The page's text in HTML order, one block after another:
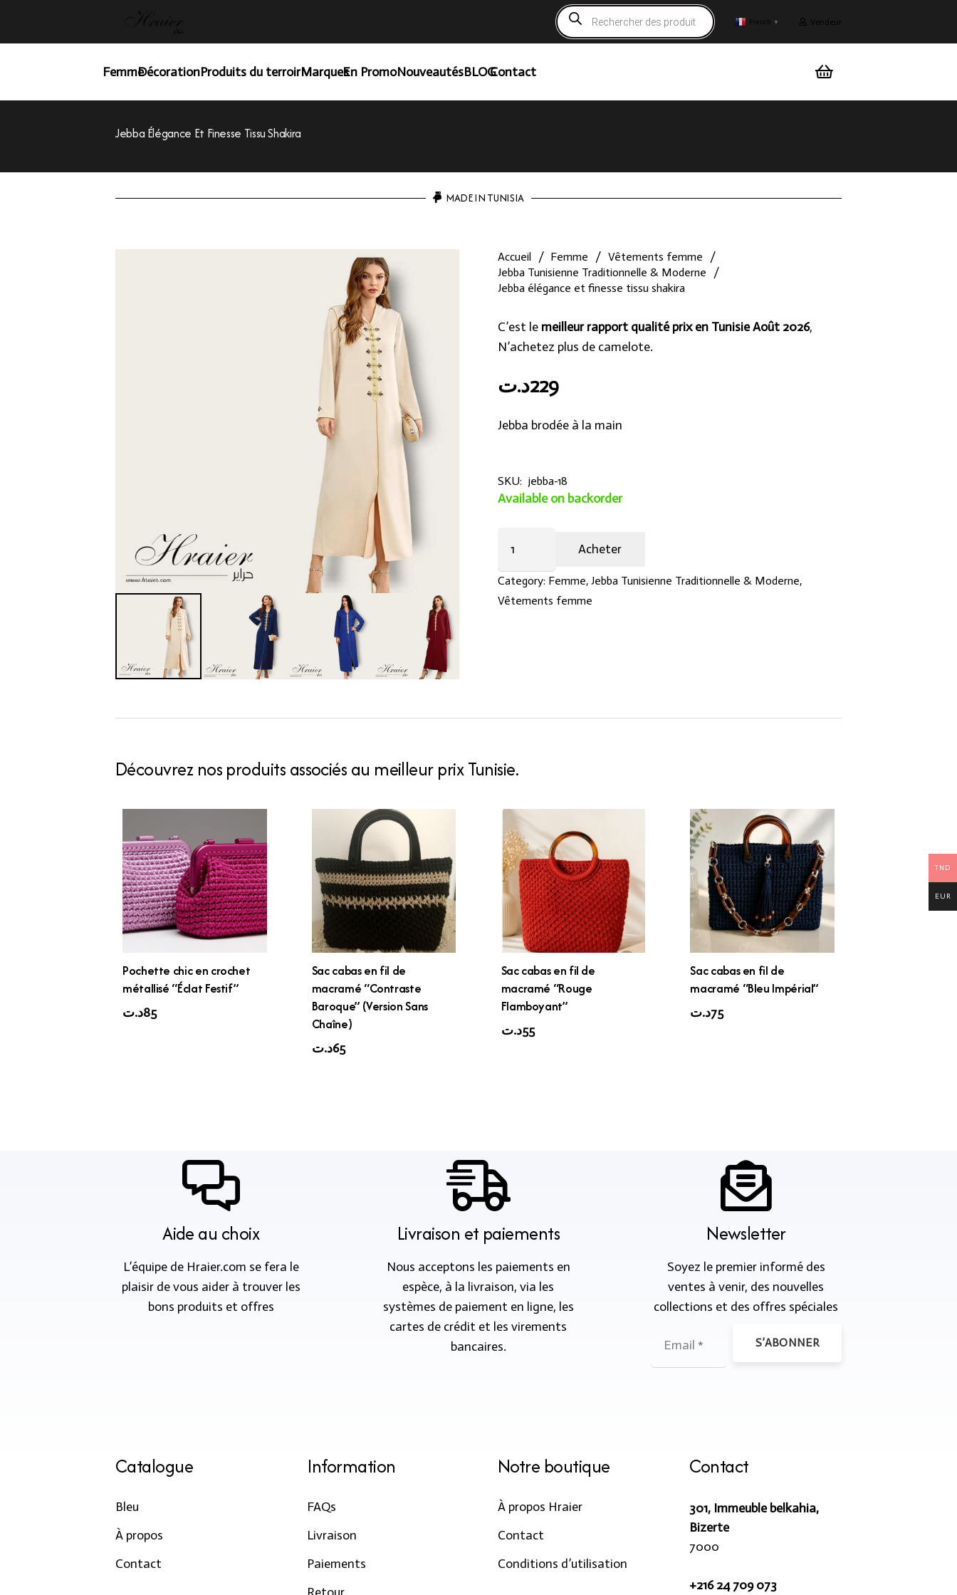
Recherche
de
produits
French ▼ Vendeur
FemmeDécorationProduits du terroirMarquesEn PromoNouveautésBLOGContact
Jebba Élégance Et Finesse Tissu Shakira
MADE IN TUNISIA
Accueil / Femme / Vêtements femme
/
Jebba Tunisienne Traditionnelle & Moderne
/
Jebba élégance et finesse tissu shakira
C’est le meilleur rapport qualité prix en Tunisie Août 2026,
N’achetez plus de camelote.
229د.ت
Jebba brodée à la main
SKU: jebba-18
Available on backorder
élégance
et
finesse
Acheter
Category: Femme, Jebba Tunisienne Traditionnelle & Moderne,
Vêtements femme
Découvrez nos produits associés au meilleur prix Tunisie.
Pochette chic en crochet
métallisé “Éclat Festif”
85د.ت
Sac cabas en fil de
macramé “Contraste
Baroque” (Version Sans
Chaîne)
65د.ت
Sac cabas en fil de
macramé “Rouge
Flamboyant”
55د.ت
Sac cabas en fil de
macramé “Bleu Impérial”
75د.ت
Aide au choix
L’équipe de Hraier.com se fera le
plaisir de vous aider à trouver les
bons produits et offres
Livraison et paiements
Nous acceptons les paiements en
espèce, à la livraison, via les
systèmes de paiement en ligne, les
cartes de crédit et les virements
bancaires.
Newsletter
Soyez le premier informé des
ventes à venir, des nouvelles
collections et des offres spéciales
S’ABONNER
Catalogue
Bleu
À propos
Contact
Information
FAQs
Livraison
Paiements
Notre boutique
À propos Hraier
Contact
Conditions d’utilisation
Contact
301, Immeuble belkahia,
Bizerte
7000
+216 24 709 073
TND
EUR